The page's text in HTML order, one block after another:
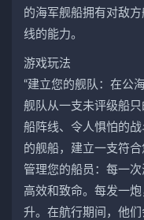
的海军舰船拥有对敌
线的能力。
游戏玩法
“建立您的舰队：在公
舰队从一支未评级船
船阵线、令人惧怕的
的舰船，建立一支符合
管理您的船员：每一
高效和致命。每发一
升。在航行期间，他